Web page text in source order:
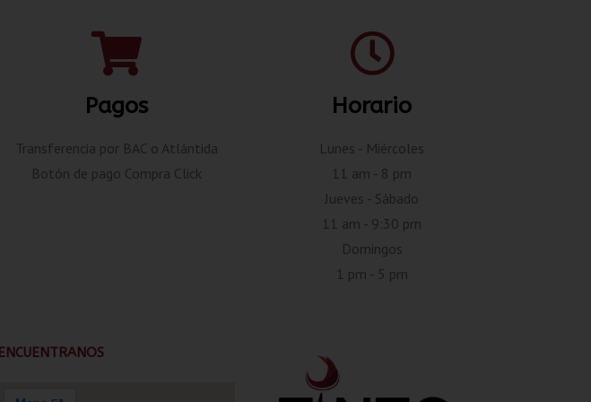
Pagos
Transferencia por BAC o Atlántida
Botón de pago Compra Click
Horario
Lunes - Miércoles
11 am - 8 pm
Jueves - Sábado
11 am - 9:30 pm
Domingos
1 pm - 5 pm
ENCUENTRANOS